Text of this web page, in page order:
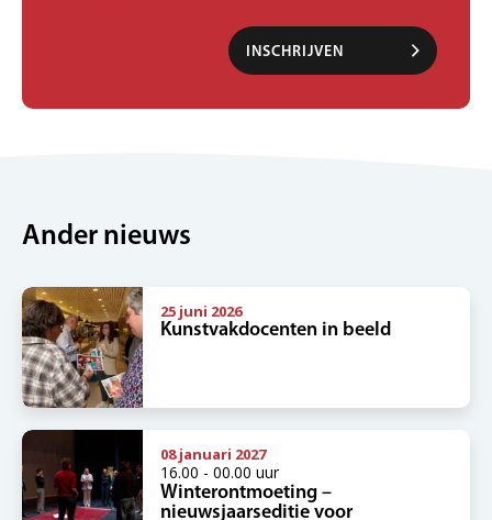
INSCHRIJVEN
Ander nieuws
25 juni 2026
Kunstvakdocenten in beeld
08 januari 2027
16.00 - 00.00 uur
Winterontmoeting –
nieuwsjaarseditie voor